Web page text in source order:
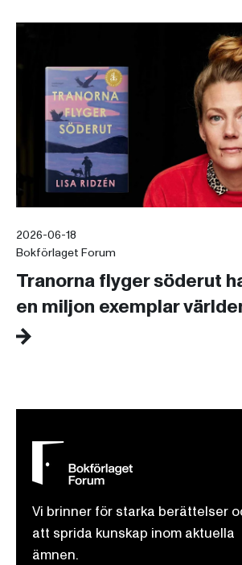
2026-06-18
Bokförlaget Forum
Tranorna flyger söderut
en miljon exemplar
Vi brinner för starka berättelser
att sprida kunskap inom aktuella
ämnen.